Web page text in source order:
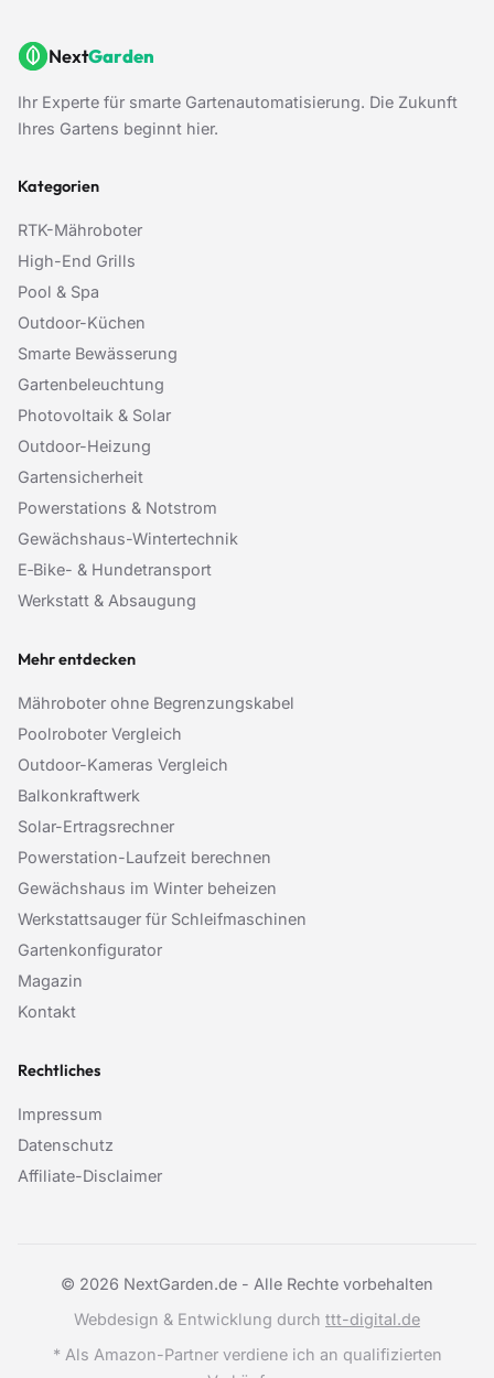
NextGarden
Ihr Experte für smarte Gartenautomatisierung. Die Zukunft
Ihres Gartens beginnt hier.
Kategorien
RTK-Mähroboter
High-End Grills
Pool & Spa
Outdoor-Küchen
Smarte Bewässerung
Gartenbeleuchtung
Photovoltaik & Solar
Outdoor-Heizung
Gartensicherheit
Powerstations & Notstrom
Gewächshaus-Wintertechnik
E‑Bike- & Hundetransport
Werkstatt & Absaugung
Mehr entdecken
Mähroboter ohne Begrenzungskabel
Poolroboter Vergleich
Outdoor-Kameras Vergleich
Balkonkraftwerk
Solar-Ertragsrechner
Powerstation-Laufzeit berechnen
Gewächshaus im Winter beheizen
Werkstattsauger für Schleifmaschinen
Gartenkonfigurator
Magazin
Kontakt
Rechtliches
Impressum
Datenschutz
Affiliate-Disclaimer
© 2026 NextGarden.de - Alle Rechte vorbehalten
Webdesign & Entwicklung durch ttt-digital.de
* Als Amazon-Partner verdiene ich an qualifizierten